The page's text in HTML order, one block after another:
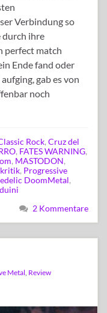
Verbindung so
durch ihre
perfect match
Ende fand oder
gab es von
noch
Rock, Cruz del
, FATES WARNING,
, MASTODON,
, Progressive
DoomMetal,
2 Kommentare
Metal Review